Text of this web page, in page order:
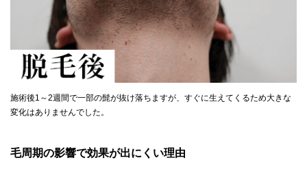
施術後1～2週間で一部の髭が抜け落ちますが、すぐに生えてくるため大きな
変化はありませんでした。
毛周期の影響で効果が出にくい理由